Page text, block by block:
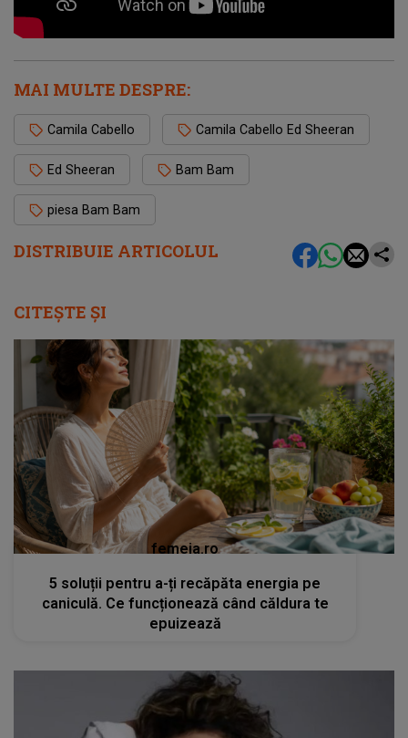
DISTRIBUIE ARTICOLUL
MAI MULTE DESPRE:
Camila Cabello Camila Cabello Ed Sheeran
Ed Sheeran Bam Bam
piesa Bam Bam
CITEȘTE ȘI
femeia.ro
5 soluții pentru a-ți recăpăta energia pe
caniculă. Ce funcționează când căldura te
epuizează